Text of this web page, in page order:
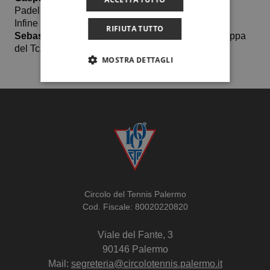
Padel Siracusa.
Infine nel tabellone over 45 maschile, successo di
Sebastian Romano
in coppia con Alessandro Ciappa
del Tc2.
Circolo del Tennis Palermo
Cod. Fiscale: 80020220820
Viale del Fante, 3
90146 Palermo
Mail: segreteria@circolotennis.palermo.it
RIFIUTA TUTTO
MOSTRA DETTAGLI